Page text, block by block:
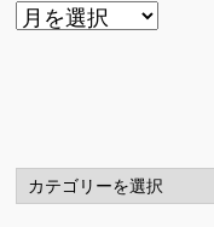
ア
カ
テ